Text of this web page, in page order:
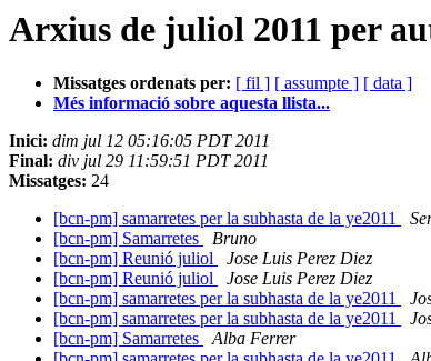
Arxius de juliol 2011 per
Missatges ordenats per: [ fil ] [ assumpte ] [ data ]
Més informació sobre aquesta llista...
Inici: dim jul 12 05:16:05 PDT 2011
Final: div jul 29 11:59:51 PDT 2011
Missatges: 24
[bcn-pm] samarretes per la subhasta de la ye2011
[bcn-pm] Samarretes
Bruno
[bcn-pm] Reunió juliol
Jose Luis Perez Diez
[bcn-pm] Reunió juliol
Jose Luis Perez Diez
[bcn-pm] samarretes per la subhasta de la ye2011
[bcn-pm] samarretes per la subhasta de la ye2011
[bcn-pm] Samarretes
Alba Ferrer